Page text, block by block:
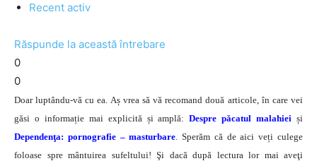
Recent activ
Răspunde la această întrebare
0
0
Doar luptându-vă cu ea. Aș vrea să vă recomand două articole, în care vei
găsi o informație mai explicită și amplă: Despre păcatul malahiei și
Dependenţa: pornografie – masturbare. Sperăm că de aici veți culege
foloase spre mântuirea sufeltului! Şi dacă după lectura lor mai aveţi